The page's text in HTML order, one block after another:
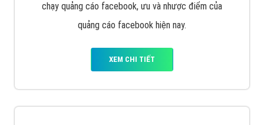
chạy quảng cáo facebook, ưu và nhược điểm của
quảng cáo facebook hiện nay.
XEM CHI TIẾT